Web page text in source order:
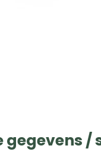
gegevens